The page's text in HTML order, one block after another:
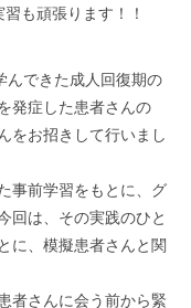
も頑張ります！！
んできた成人回復期の
発症した患者さんの
をお招きして行いまし
事前学習をもとに、グ
回は、その実践のひと
に、模擬患者さんと関
者さんに会う前から緊